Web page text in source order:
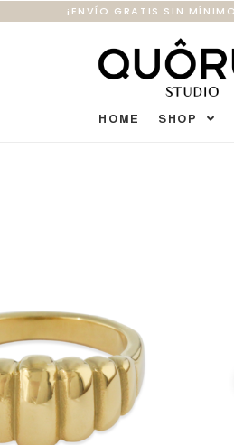
¡ENVÍO GRATIS SIN
HOME SHOP